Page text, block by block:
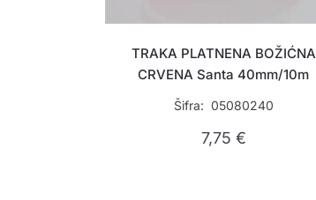
TRAKA PLATNENA BOŽIĆNA
CRVENA Santa 40mm/10m
Šifra: 05080240
7,75 €